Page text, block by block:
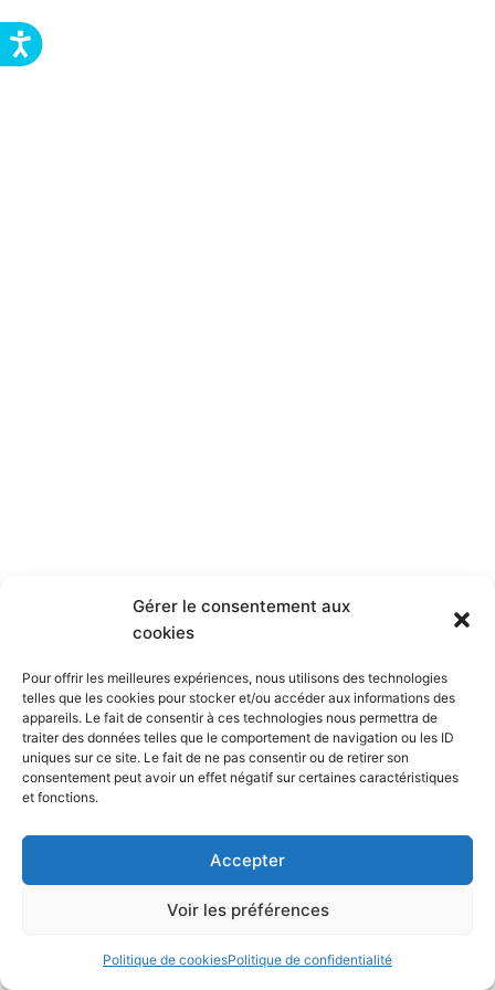
Gérer le consentement aux
cookies
Pour offrir les meilleures expériences, nous utilisons des technologies
telles que les cookies pour stocker et/ou accéder aux informations des
appareils. Le fait de consentir à ces technologies nous permettra de
traiter des données telles que le comportement de navigation ou les ID
uniques sur ce site. Le fait de ne pas consentir ou de retirer son
consentement peut avoir un effet négatif sur certaines caractéristiques
et fonctions.
Accepter
Voir les préférences
Politique de cookiesPolitique de confidentialité